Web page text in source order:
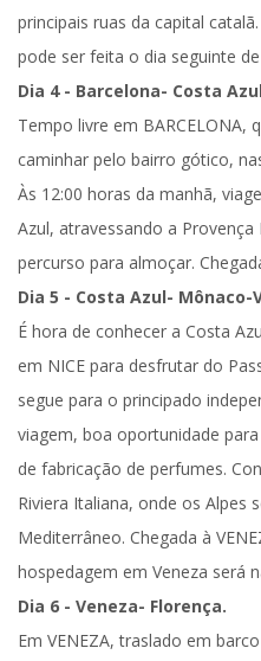
principais ruas da capital
pode ser feita o dia seguinte
Dia 4 - Barcelona- Costa
Tempo livre em BARCELONA,
caminhar pelo bairro gótico,
Às 12:00 horas da manhã,
Azul, atravessando a
percurso para almoçar.
Dia 5 - Costa Azul- Mônaco-
É hora de conhecer a Costa
em NICE para desfrutar do
segue para o principado
viagem, boa oportunidade
de fabricação de perfumes.
Riviera Italiana, onde os Alpes
Mediterrâneo. Chegada à
hospedagem em Veneza será
Dia 6 - Veneza- Florença.
Em VENEZA, traslado em